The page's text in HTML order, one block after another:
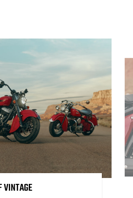
VINTAGE